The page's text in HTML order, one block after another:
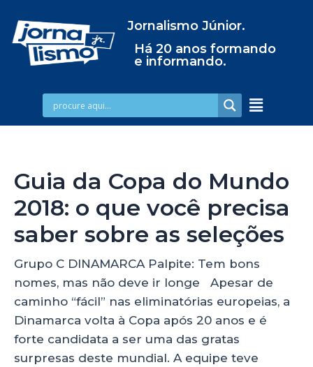
Jornalismo Júnior.
Há 20 anos formando
e informando.
Guia da Copa do Mundo
2018: o que você precisa
saber sobre as seleções
Grupo C DINAMARCA Palpite: Tem bons
nomes, mas não deve ir longe Apesar de
caminho “fácil” nas eliminatórias europeias, a
Dinamarca volta à Copa após 20 anos e é
forte candidata a ser uma das gratas
surpresas deste mundial. A equipe teve